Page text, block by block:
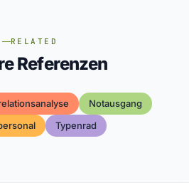
RELATED
Referenzen
Notausgang
Typenrad